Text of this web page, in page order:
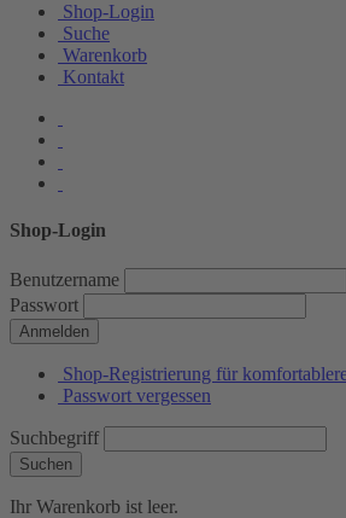
Shop-Login
Suche
Warenkorb
Kontakt
Shop-Login
Benutzername
Passwort
Anmelden
Shop-Registrierung für komfortablere
Passwort vergessen
Suchbegriff
Suchen
Ihr Warenkorb ist leer.